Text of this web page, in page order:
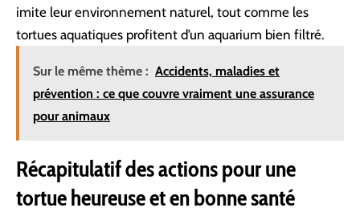
imite leur environnement naturel, tout comme les
tortues aquatiques profitent d’un aquarium bien filtré.
Sur le même thème : Accidents, maladies et
prévention : ce que couvre vraiment une assurance
pour animaux
Récapitulatif des actions pour une
tortue heureuse et en bonne santé